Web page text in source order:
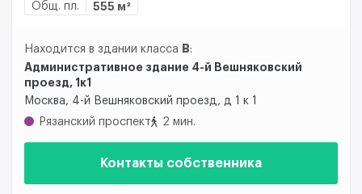
Общ. пл. 555 м²
Находится в здании класса B:
Административное здание 4-й Вешняковский
проезд, 1к1
Москва, 4-й Вешняковский проезд, д 1 к 1
Рязанский проспект
2 мин.
Контакты собственника